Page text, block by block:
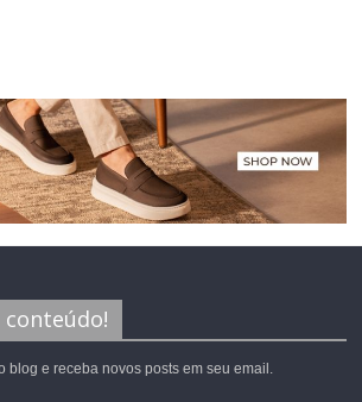
conteúdo!
blog e receba novos posts em seu email.